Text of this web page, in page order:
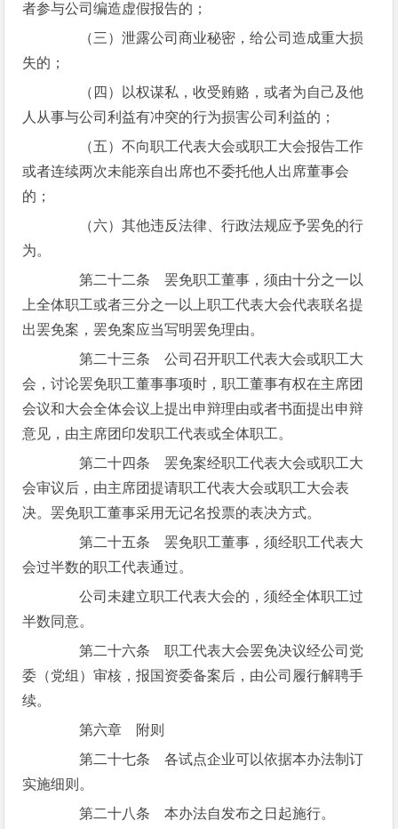
者参与公司编造虚假报告的；
（三）泄露公司商业秘密，给公司造成重大损
失的；
（四）以权谋私，收受贿赂，或者为自己及他
人从事与公司利益有冲突的行为损害公司利益的；
（五）不向职工代表大会或职工大会报告工作
或者连续两次未能亲自出席也不委托他人出席董事会
的；
（六）其他违反法律、行政法规应予罢免的行
为。
第二十二条 罢免职工董事，须由十分之一以
上全体职工或者三分之一以上职工代表大会代表联名提
出罢免案，罢免案应当写明罢免理由。
第二十三条 公司召开职工代表大会或职工大
会，讨论罢免职工董事事项时，职工董事有权在主席团
会议和大会全体会议上提出申辩理由或者书面提出申辩
意见，由主席团印发职工代表或全体职工。
第二十四条 罢免案经职工代表大会或职工大
会审议后，由主席团提请职工代表大会或职工大会表
决。罢免职工董事采用无记名投票的表决方式。
第二十五条 罢免职工董事，须经职工代表大
会过半数的职工代表通过。
公司未建立职工代表大会的，须经全体职工过
半数同意。
第二十六条 职工代表大会罢免决议经公司党
委（党组）审核，报国资委备案后，由公司履行解聘手
续。
第六章 附则
第二十七条 各试点企业可以依据本办法制订
实施细则。
第二十八条 本办法自发布之日起施行。